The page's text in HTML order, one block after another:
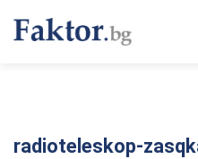
radioteleskop-